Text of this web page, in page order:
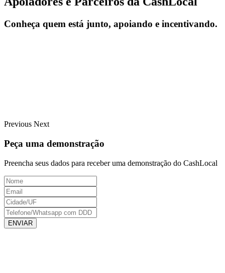
Conheça quem está junto, apoiando e incentivando.
Previous Next
Peça uma demonstração
Preencha seus dados para receber uma demonstração do CashLocal
ENVIAR